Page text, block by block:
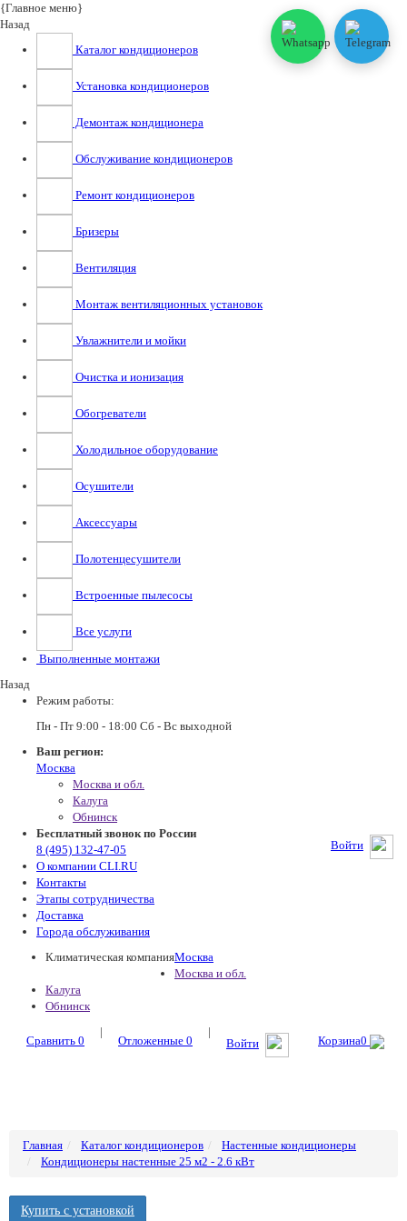
{Главное меню}
Назад
Каталог кондиционеров
Установка кондиционеров
Демонтаж кондиционера
Обслуживание кондиционеров
Ремонт кондиционеров
Бризеры
Вентиляция
Монтаж вентиляционных установок
Увлажнители и мойки
Очистка и ионизация
Обогреватели
Холодильное оборудование
Осушители
Аксессуары
Полотенцесушители
Встроенные пылесосы
Все услуги
Выполненные монтажи
Назад
Режим работы:
Пн - Пт 9:00 - 18:00 Сб - Вс выходной
Ваш регион:
Москва
Москва и обл.
Калуга
Обнинск
Войти
Бесплатный звонок по России
8 (495) 132-47-05
О компании CLI.RU
Контакты
Этапы сотрудничества
Доставка
Города обслуживания
Климатическая компанияМосква
Москва и обл.
Калуга
Обнинск
Сравнить 0
|
Отложенные 0
|
Войти
Корзина0
Главная Каталог кондиционеров
Настенные кондиционеры
Кондиционеры настенные 25 м2 - 2.6 кВт
Купить с установкой